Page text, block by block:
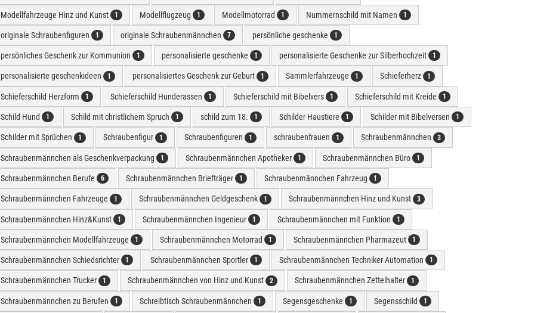
Modellfahrzeuge Hinz und Kunst 1 Modellflugzeug 1 Modellmotorrad 1 Nummernschild mit Namen 1
originale Schraubenfiguren 1 originale Schraubenmännchen 7 persönliche geschenke 1
persönliches Geschenk zur Kommunion 1 personalisierte geschenke 1 personalisierte Geschenke zur Silberhochzeit 1
personalisierte geschenkideen 1 personalisiertes Geschenk zur Geburt 1 Sammlerfahrzeuge 1 Schieferherz 1
Schieferschild Herzform 1 Schieferschild Hunderassen 1 Schieferschild mit Bibelvers 1 Schieferschild mit Kreide 1
Schild Hund 1 Schild mit christlichem Spruch 1 schild zum 18. 1 Schilder Haustiere 1 Schilder mit Bibelversen 1
Schilder mit Sprüchen 1 Schraubenfigur 1 Schraubenfiguren 1 schraubenfrauen 1 Schraubenmännchen 3
Schraubenmännchen als Geschenkverpackung 1 Schraubenmännchen Apotheker 1 Schraubenmännchen Büro 1
Schraubenmännchen Berufe 6 Schraubenmännchen Briefträger 1 Schraubenmännchen Fahrzeug 1
Schraubenmännchen Fahrzeuge 1 Schraubenmännchen Geldgeschenk 1 Schraubenmännchen Hinz und Kunst 3
Schraubenmännchen Hinz&Kunst 1 Schraubenmännchen Ingenieur 1 Schraubenmännchen mit Funktion 1
Schraubenmännchen Modellfahrzeuge 1 Schraubenmännchen Motorrad 1 Schraubenmännchen Pharmazeut 1
Schraubenmännchen Schiedsrichter 1 Schraubenmännchen Sportler 1 Schraubenmännchen Techniker Automation 1
Schraubenmännchen Trucker 1 Schraubenmännchen von Hinz und Kunst 2 Schraubenmännchen Zettelhalter 1
Schraubenmännchen zu Berufen 1 Schreibtisch Schraubenmännchen 1 Segensgeschenke 1 Segensschild 1